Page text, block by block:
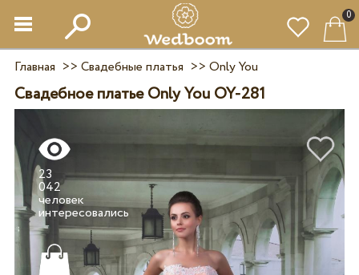
0
Главная >> Свадебные платья >> Only You
Свадебное платье Only You OY-281
23
042
человек
интересовались